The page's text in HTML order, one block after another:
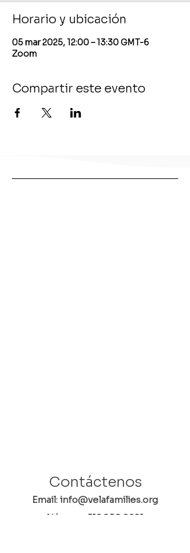
Horario y ubicación
05 mar 2025, 12:00 – 13:30 GMT-6
Zoom
Compartir este evento
Contáctenos
Email: info@velafamilies.org
Número:
512.850.8281